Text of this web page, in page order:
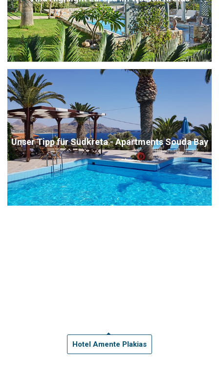
Unser Tipp für Südkreta - Apartments Souda Bay
Hotel Amente Plakias